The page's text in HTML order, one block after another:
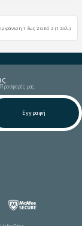
1 έως 2 από 2 (1 Σελ.)
μας.
Εγγραφή